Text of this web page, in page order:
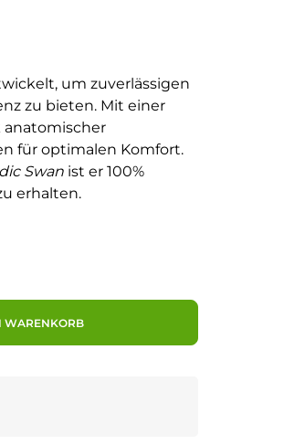
um zuverlässigen
zu bieten. Mit einer
anatomischer
für optimalen Komfort.
Swan ist er 100%
erhalten.
WARENKORB